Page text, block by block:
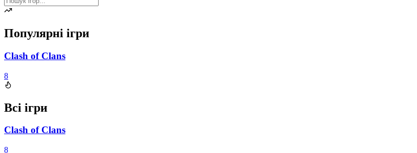
Популярні ігри
Clash of Clans
8
Всі ігри
Clash of Clans
8